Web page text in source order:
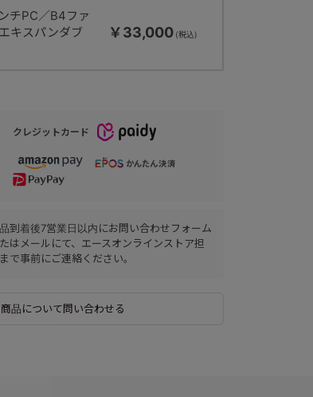
チPC／B4ファ
キスパンダブ
￥33,000
品について問い合わせる
到着後7営業日以内にお問い合わせフォーム
はメールにて、エースオンラインストア担
で事前にご連絡ください。
クレジットカード